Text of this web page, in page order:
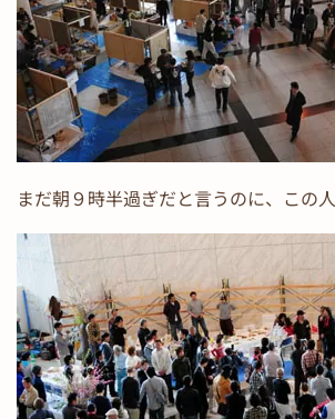
まだ朝９時半過ぎだと言うのに、この人